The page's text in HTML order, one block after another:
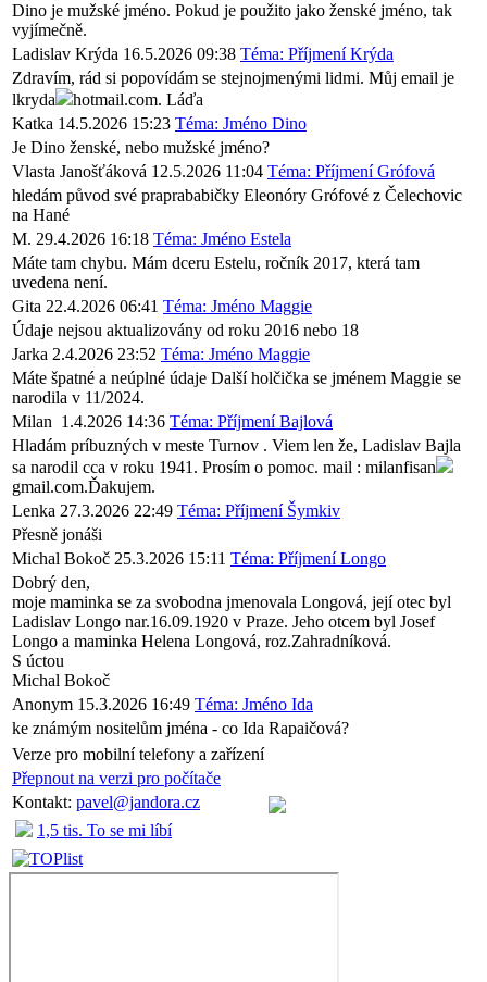
Dino je mužské jméno. Pokud je použito jako ženské jméno, tak
vyjímečně.
Ladislav Krýda 16.5.2026 09:38 Téma: Příjmení Krýda
Zdravím, rád si popovídám se stejnojmenými lidmi. Můj email je
lkryda
hotmail.com. Láďa
Katka 14.5.2026 15:23 Téma: Jméno Dino
Je Dino ženské, nebo mužské jméno?
Vlasta Janošťáková 12.5.2026 11:04 Téma: Příjmení Grófová
hledám původ své praprababičky Eleonóry Grófové z Čelechovic
na Hané
M. 29.4.2026 16:18 Téma: Jméno Estela
Máte tam chybu. Mám dceru Estelu, ročník 2017, která tam
uvedena není.
Gita 22.4.2026 06:41 Téma: Jméno Maggie
Údaje nejsou aktualizovány od roku 2016 nebo 18
Jarka 2.4.2026 23:52 Téma: Jméno Maggie
Máte špatné a neúplné údaje Další holčička se jménem Maggie se
narodila v 11/2024.
Milan 1.4.2026 14:36 Téma: Příjmení Bajlová
Hladám príbuzných v meste Turnov . Viem len že, Ladislav Bajla
sa narodil cca v roku 1941. Prosím o pomoc. mail : milanfisan
gmail.com.Ďakujem.
Lenka 27.3.2026 22:49 Téma: Příjmení Šymkiv
Přesně jonáši
Michal Bokoč 25.3.2026 15:11 Téma: Příjmení Longo
Dobrý den,
moje maminka se za svobodna jmenovala Longová, její otec byl
Ladislav Longo nar.16.09.1920 v Praze. Jeho otcem byl Josef
Longo a maminka Helena Longová, roz.Zahradníková.
S úctou
Michal Bokoč
Anonym 15.3.2026 16:49 Téma: Jméno Ida
ke známým nositelům jména - co Ida Rapaičová?
Verze pro mobilní telefony a zařízení
Přepnout na verzi pro počítače
Kontakt: pavel@jandora.cz
1,5 tis. To se mi líbí